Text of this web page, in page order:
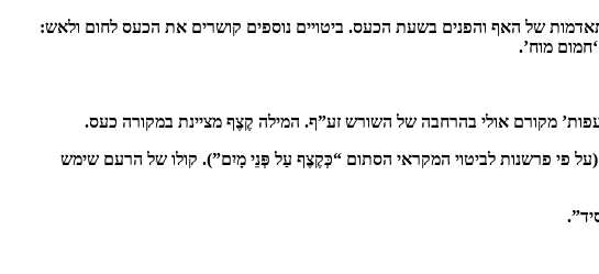
של האף והפנים בשעת הכעס. ביטויים נוספים קושרים את הכעס לחום ולאש:
מוח’.
מקורם אולי בהרחבה של השורש זע”ף. המילה קֶצֶף מציינת במקורה כעס.
פי פרשנות לביטוי המקראי הסתום “כְּקֶצֶף עַל פְּנֵי מָיִם”). קולו של הרעם שימש